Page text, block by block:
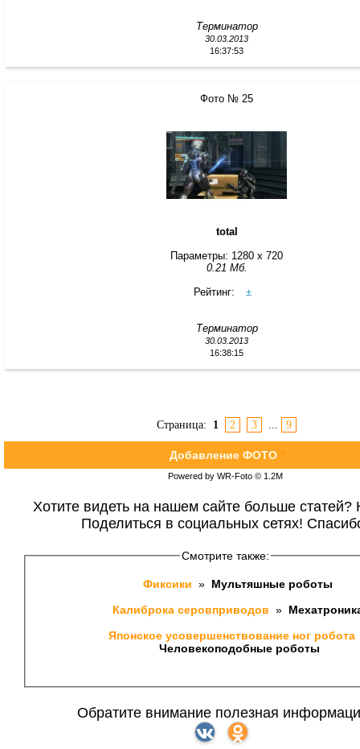
Терминатор
30.03.2013
16:37:53
Фото № 25
total
Параметры: 1280 x 720
0.21 Мб.
Рейтинг:
±
Терминатор
30.03.2013
16:38:15
Страница: 1 2 3 9
Добавление ФОТО *
Powered by WR-Foto © 1.2М
Хотите видеть на нашем сайте больше статей?
Поделиться в социальных сетях!
Смотрите также:
Фиксики » Мультяшные роботы
Калиброка серовприводов »
Японское усовершенствование ног робота
Человекоподобные роботы
Обратите внимание полезная